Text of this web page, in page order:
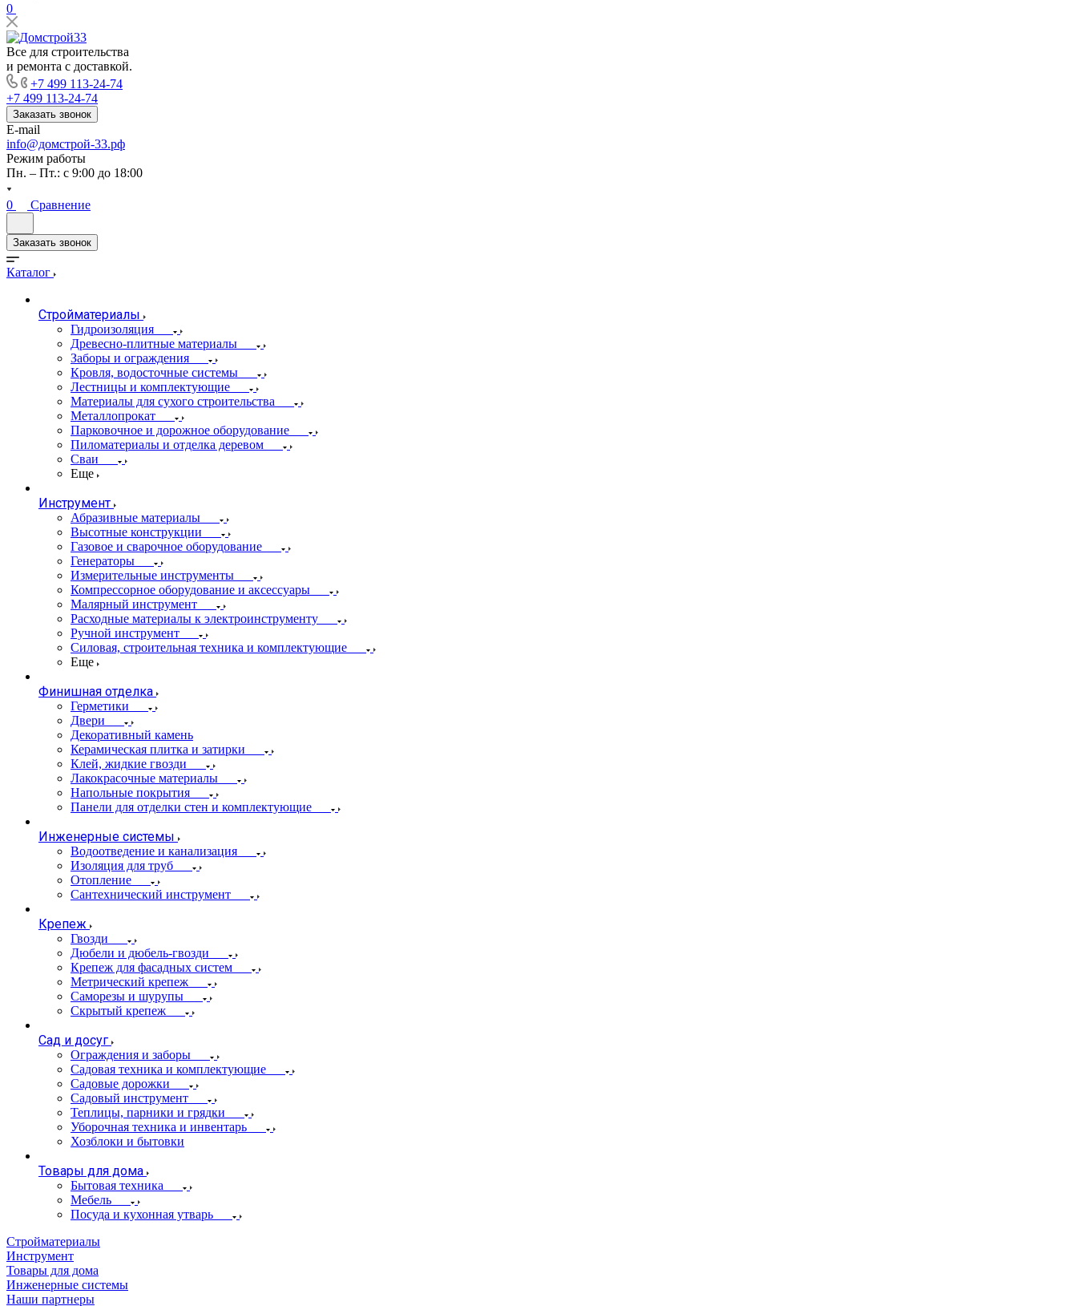
0
Все для строительства
и ремонта с доставкой.
+7 499 113-24-74
+7 499 113-24-74
Заказать звонок
E-mail
info@домстрой-33.рф
Режим работы
Пн. – Пт.: с 9:00 до 18:00
0 Сравнение
Заказать звонок
Каталог
Стройматериалы
Гидроизоляция
Древесно-плитные материалы
Заборы и ограждения
Кровля, водосточные системы
Лестницы и комплектующие
Материалы для сухого строительства
Металлопрокат
Парковочное и дорожное оборудование
Пиломатериалы и отделка деревом
Сваи
Еще
Инструмент
Абразивные материалы
Высотные конструкции
Газовое и сварочное оборудование
Генераторы
Измерительные инструменты
Компрессорное оборудование и аксессуары
Малярный инструмент
Расходные материалы к электроинструменту
Ручной инструмент
Силовая, строительная техника и комплектующие
Еще
Финишная отделка
Герметики
Двери
Декоративный камень
Керамическая плитка и затирки
Клей, жидкие гвозди
Лакокрасочные материалы
Напольные покрытия
Панели для отделки стен и комплектующие
Инженерные системы
Водоотведение и канализация
Изоляция для труб
Отопление
Сантехнический инструмент
Крепеж
Гвозди
Дюбели и дюбель-гвозди
Крепеж для фасадных систем
Метрический крепеж
Саморезы и шурупы
Скрытый крепеж
Сад и досуг
Ограждения и заборы
Садовая техника и комплектующие
Садовые дорожки
Садовый инструмент
Теплицы, парники и грядки
Уборочная техника и инвентарь
Хозблоки и бытовки
Товары для дома
Бытовая техника
Мебель
Посуда и кухонная утварь
Стройматериалы
Инструмент
Товары для дома
Инженерные системы
Наши партнеры